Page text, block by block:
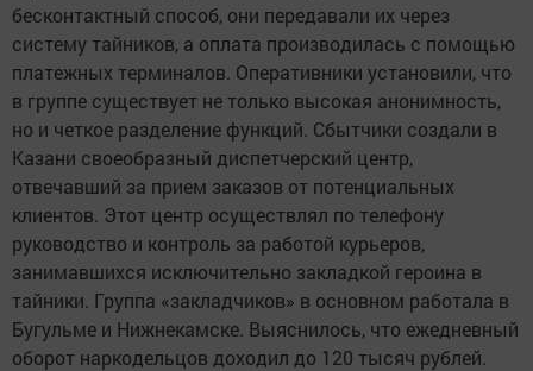
бесконтактный способ, они передавали их через
систему тайников, а оплата производилась с помощью
платежных терминалов. Оперативники установили, что
в группе существует не только высокая анонимность,
но и четкое разделение функций. Сбытчики создали в
Казани своеобразный диспетчерский центр,
отвечавший за прием заказов от потенциальных
клиентов. Этот центр осуществлял по телефону
руководство и контроль за работой курьеров,
занимавшихся исключительно закладкой героина в
тайники. Группа «закладчиков» в основном работала в
Бугульме и Нижнекамске. Выяснилось, что ежедневный
оборот наркодельцов доходил до 120 тысяч рублей.